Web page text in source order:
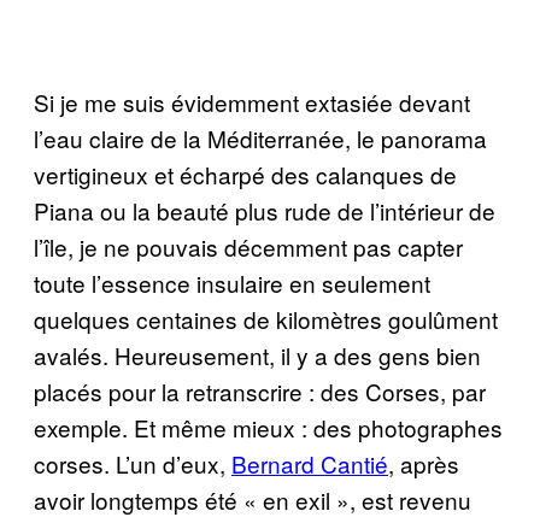
Si je me suis évidemment extasiée devant
l’eau claire de la Méditerranée, le panorama
vertigineux et écharpé des calanques de
Piana ou la beauté plus rude de l’intérieur de
l’île, je ne pouvais décemment pas capter
toute l’essence insulaire en seulement
quelques centaines de kilomètres goulûment
avalés. Heureusement, il y a des gens bien
placés pour la retranscrire : des Corses, par
exemple. Et même mieux : des photographes
corses. L’un d’eux, Bernard Cantié, après
avoir longtemps été « en exil », est revenu